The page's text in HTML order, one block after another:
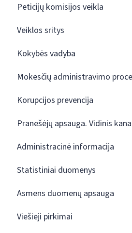
Peticijų komisijos veikla
Veiklos sritys
Kokybės vadyba
Mokesčių administravimo
Korupcijos prevencija
Pranešėjų apsauga. Vidinis
Administracinė informacija
Statistiniai duomenys
Asmens duomenų apsauga
Viešieji pirkimai